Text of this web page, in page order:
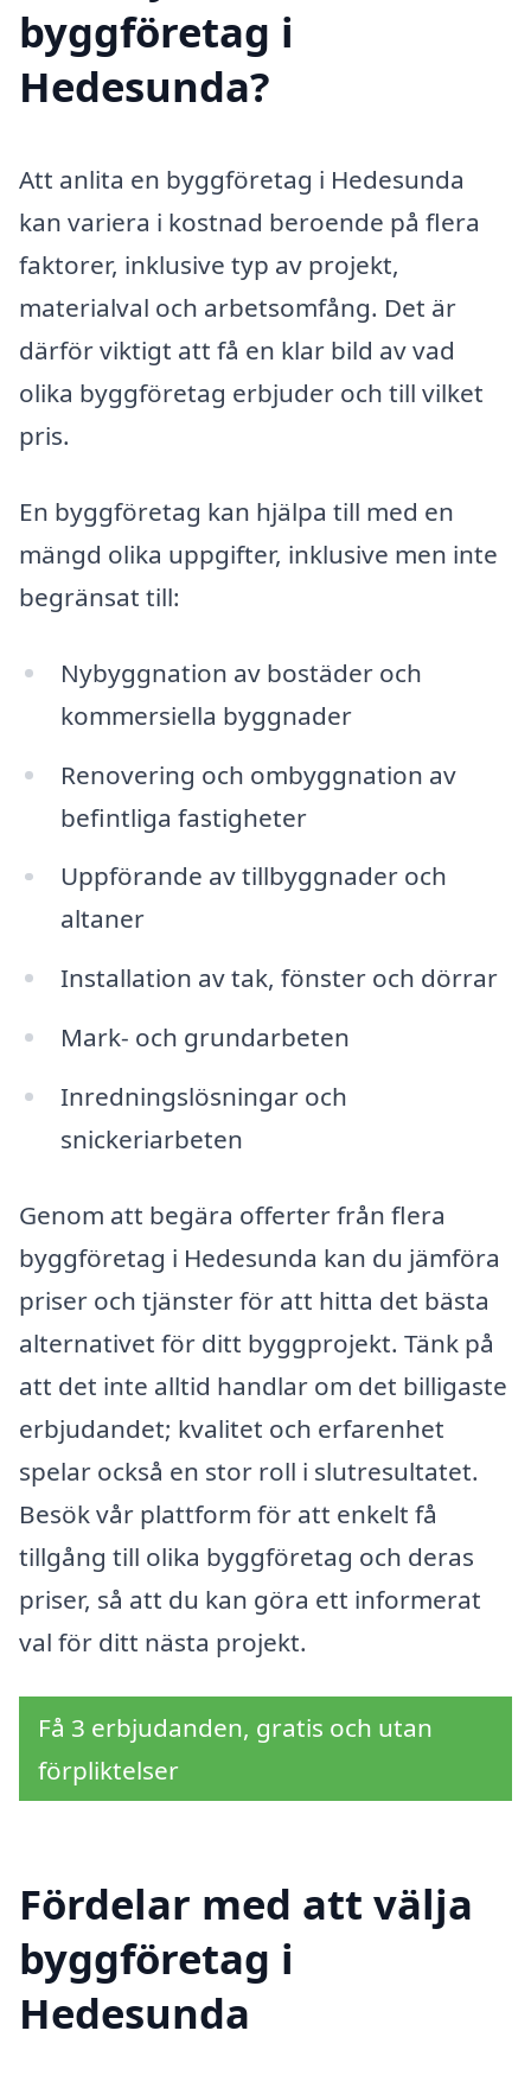
byggföretag i
Hedesunda?
Att anlita en byggföretag i Hedesunda
kan variera i kostnad beroende på flera
faktorer, inklusive typ av projekt,
materialval och arbetsomfång. Det är
därför viktigt att få en klar bild av vad
olika byggföretag erbjuder och till vilket
pris.
En byggföretag kan hjälpa till med en
mängd olika uppgifter, inklusive men inte
begränsat till:
Nybyggnation av bostäder och
kommersiella byggnader
Renovering och ombyggnation av
befintliga fastigheter
Uppförande av tillbyggnader och
altaner
Installation av tak, fönster och dörrar
Mark- och grundarbeten
Inredningslösningar och
snickeriarbeten
Genom att begära offerter från flera
byggföretag i Hedesunda kan du jämföra
priser och tjänster för att hitta det bästa
alternativet för ditt byggprojekt. Tänk på
att det inte alltid handlar om det billigaste
erbjudandet; kvalitet och erfarenhet
spelar också en stor roll i slutresultatet.
Besök vår plattform för att enkelt få
tillgång till olika byggföretag och deras
priser, så att du kan göra ett informerat
val för ditt nästa projekt.
Få 3 erbjudanden, gratis och utan
förpliktelser
Fördelar med att välja
byggföretag i
Hedesunda